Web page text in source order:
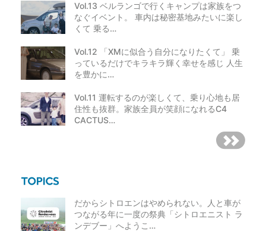
Vol.13 ベルランゴで行くキャンプは家族をつ
なぐイベント。 車内は秘密基地みたいに楽し
くて 乗る…
Vol.12 「XMに似合う自分になりたくて」 乗
っているだけでキラキラ輝く幸せを感じ 人生
を豊かに…
Vol.11 運転するのが楽しくて、乗り心地も居
住性も抜群。家族全員が笑顔になれるC4
CACTUS…
だからシトロエンはやめられない。人と車が
つながる年に一度の祭典「シトロエニスト ラ
ンデブー」へようこ…